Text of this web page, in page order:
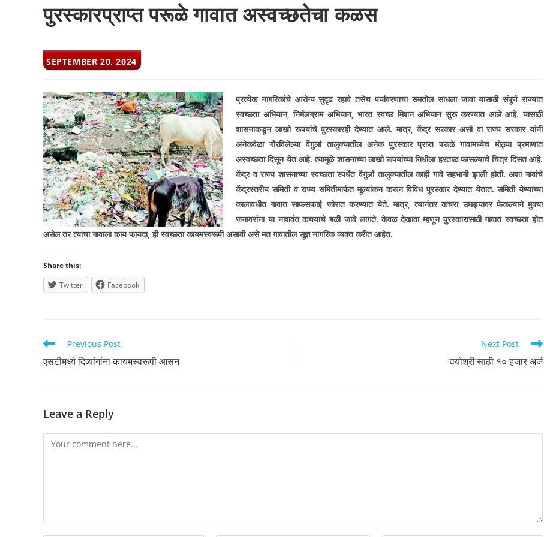
पुरस्कारप्राप्त परूळे गावात अस्वच्छतेचा कळस
POST
PUBLISHED:
SEPTEMBER 20, 2024
प्रत्येक नागरिकांचे आरोग्य सुदृढ रहावे तसेच पर्यावरणाचा समतोल साधला जावा यासाठी संपूर्ण राज्यात
स्वच्छता अभियान,निर्मलग्राम अभियान,भारत स्वच्छ मिशन अभियान सुरू करण्यात आले आहे. यासाठी
शासनाकडून लाखो रूपयांचे पुरस्कारही देण्यात आले. मात्र,केंद्र सरकार असो वा राज्य सरकार यांनी
अनेकवेळा गौरविलेल्या वेंगुर्ला तालुक्यातील अनेक पुरस्कार प्राप्त परूळे गावामध्येच मोठ्या प्रमाणात
अस्वच्छता दिसून येत आहे. त्यामुळे शासनाच्या लाखो रूपयांच्या निधीला हरताळ फासल्याचे चित्र दिसत आहे.
केंद्र व राज्य शासनाच्या स्वच्छता स्पर्धेत वेंगुर्ला तालुक्यातील काही गावे सहभागी झाली होती. अशा गावांचे
केंद्रस्तरीय समिती व राज्य समितीमार्फत मूल्यांकन करून विविध पुरस्कार देण्यात येतात. समिती येण्याच्या
कालावधीत गावात साफसफाई जोरात करण्यात येते. मात्र,त्यानंतर कचरा उघड्यावर फेकल्याने मुक्या
जनावरांना या नाशवंत कच­याचे बळी जावे लागते. केवळ देखावा म्हणून पुरस्कारासाठी गावात स्वच्छता होत
असेल तर त्याचा गावाला काय फायदा,ही स्वच्छता कायमस्वरूपी असावी असे मत गावातील सूज्ञ नागरिक व्यक्त करीत आहेत.
Share this:
Twitter
Facebook
Read
more
articles
Previous Post
एसटीमध्ये दिव्यांगांना कायमस्वरूपी आसन
Next Post
‘वयोश्री‘साठी १० हजार अर्ज
Leave a Reply
Comment